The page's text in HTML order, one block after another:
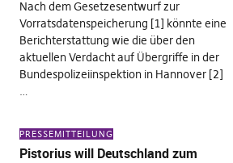
Nach dem Gesetzesentwurf zur
Vorratsdatenspeicherung [1] könnte eine
Berichterstattung wie die über den
aktuellen Verdacht auf Übergriffe in der
Bundespolizeiinspektion in Hannover [2]
…
PRESSEMITTEILUNG
Pistorius will Deutschland zum